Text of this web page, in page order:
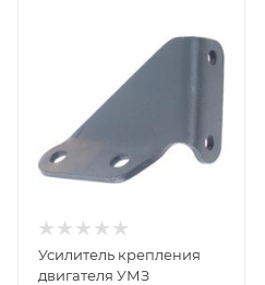
Усилитель крепления
двигателя УМЗ